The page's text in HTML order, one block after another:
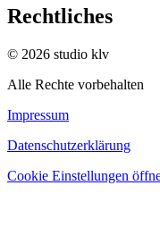
Rechtliches
© 2026 studio klv
Alle Rechte vorbehalten
Impressum
Datenschutzerklärung
Cookie Einstellungen